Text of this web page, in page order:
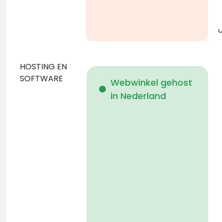
HOSTING EN
SOFTWARE
Webwinkel gehost
in Nederland